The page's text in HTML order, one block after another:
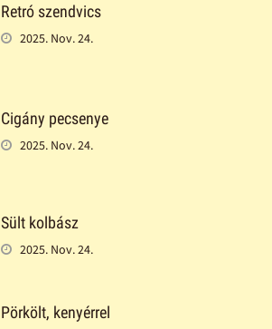
Retró szendvics
2025. Nov. 24.
Cigány pecsenye
2025. Nov. 24.
Sült kolbász
2025. Nov. 24.
Pörkölt, kenyérrel